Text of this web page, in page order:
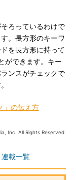
ろっているわけで
。長方形のキーワ
を長方形に持って
ができます。キー
ンスがチェックで
」の伝え方
Inc. All Rights Reserved.
載一覧